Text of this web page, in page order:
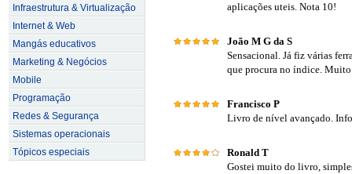
Infraestrutura & Virtualização
Internet & Web
Mangás educativos
Marketing & Negócios
Mobile
Programação
Redes & Segurança
Sistemas operacionais
Tópicos especiais
aplicações uteis. Nota 10!
João M G da S
Sensacional. Já fiz várias
que procura no índice. Muito
Francisco P
Livro de nível avançado.
Ronald T
Gostei muito do livro,